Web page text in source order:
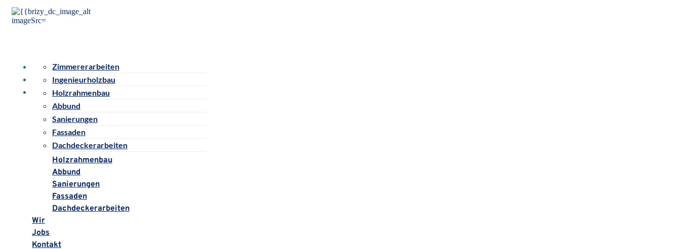
Startseite
Holzbau
Zimmererarbeiten
Ingenieurholzbau
Holzrahmenbau
Abbund
Sanierungen
Fassaden
Dachdeckerarbeiten
Wir
Jobs
Kontakt
Startseite
Holzbau
Zimmererarbeiten
Ingenieurholzbau
Holzrahmenbau
Abbund
Sanierungen
Fassaden
Dachdeckerarbeiten
Wir
Jobs
Kontakt